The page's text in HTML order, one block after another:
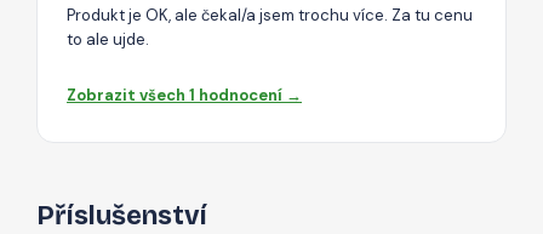
Produkt je OK, ale čekal/a jsem trochu více. Za tu cenu
to ale ujde.
Zobrazit všech 1 hodnocení →
Příslušenství